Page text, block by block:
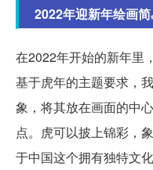
2022年迎新年绘画
在2022年开始的新年里
基于虎年的主题要求，
象，将其放在画面的中
点。虎可以披上锦彩，
于中国这个拥有独特文